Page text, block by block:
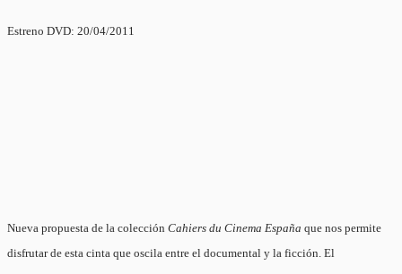
Estreno DVD: 20/04/2011
Nueva propuesta de la colección Cahiers du Cinema España que nos permite
disfrutar de esta cinta que oscila entre el documental y la ficción. El